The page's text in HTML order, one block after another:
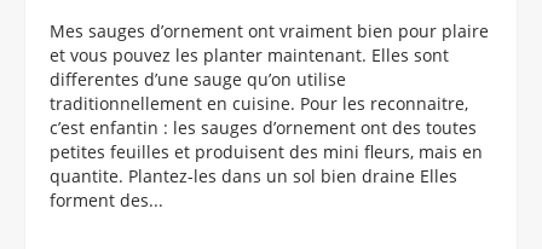
Mes sauges d’ornement ont vraiment bien pour plaire
et vous pouvez les planter maintenant. Elles sont
differentes d’une sauge qu’on utilise
traditionnellement en cuisine. Pour les reconnaitre,
c’est enfantin : les sauges d’ornement ont des toutes
petites feuilles et produisent des mini fleurs, mais en
quantite. Plantez-les dans un sol bien draine Elles
forment des...